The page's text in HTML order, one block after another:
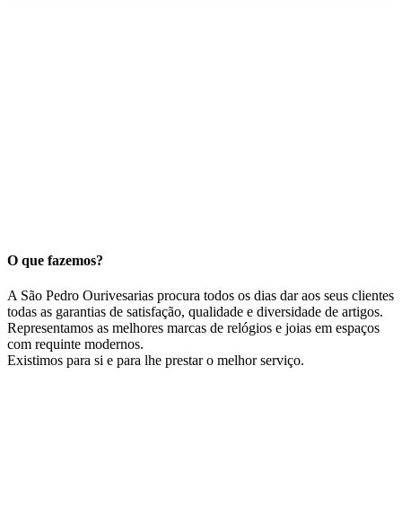
O que fazemos?
A São Pedro Ourivesarias procura todos os dias dar aos seus clientes
todas as garantias de satisfação, qualidade e diversidade de artigos.
Representamos as melhores marcas de relógios e joias em espaços
com requinte modernos.
Existimos para si e para lhe prestar o melhor serviço.